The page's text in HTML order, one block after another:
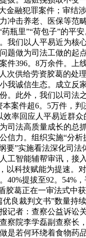
金融犯罪案件；审结
冲击养老、医保等范
药瓶里”“荷包子”的平
我们以人平易近为核
题做为司法工做的起
件396。8万余件。上
次供给劳资胶葛的处
我诚信生态。成立反
。此外，我们以司法
本案件超6。5万件，判
效率回应人平易近群
司法高质量成长的总
信力。组织实施“分
要”实施看法深化司法
工智能辅帮审讯，接
以科技赋能为提速。
40%提拔至92。54%
胶葛正在一审法式中
优良裁判文书”数量持
记者：查察公益诉讼
察院李学磊副查察长
是若何环绕着食物药